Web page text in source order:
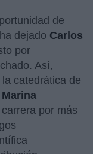
de
dejado Carlos
por
Así,
catedrática de
Marina
por más